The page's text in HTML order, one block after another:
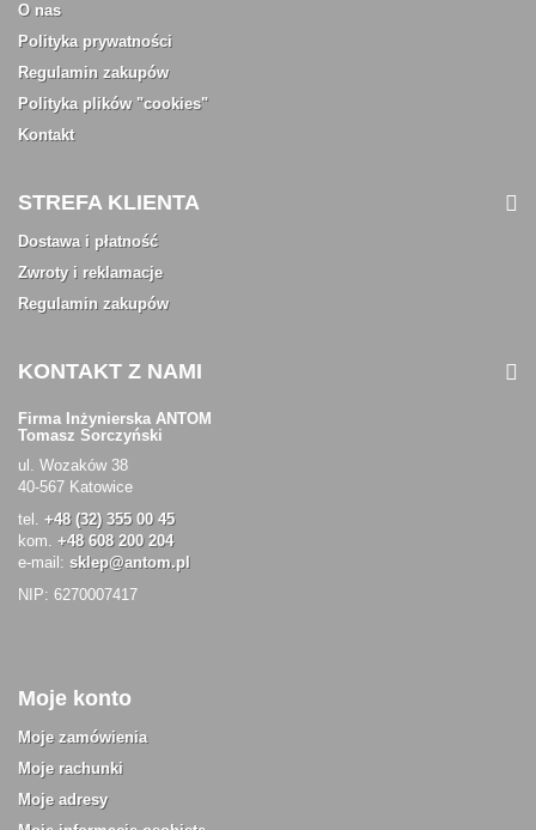
O nas
Polityka prywatności
Regulamin zakupów
Polityka plików "cookies"
Kontakt
STREFA KLIENTA
Dostawa i płatność
Zwroty i reklamacje
Regulamin zakupów
KONTAKT Z NAMI
Firma Inżynierska ANTOM
Tomasz Sorczyński
ul. Wozaków 38
40-567 Katowice
tel. +48 (32) 355 00 45
kom. +48 608 200 204
e-mail: sklep@antom.pl
NIP: 6270007417
Moje konto
Moje zamówienia
Moje rachunki
Moje adresy